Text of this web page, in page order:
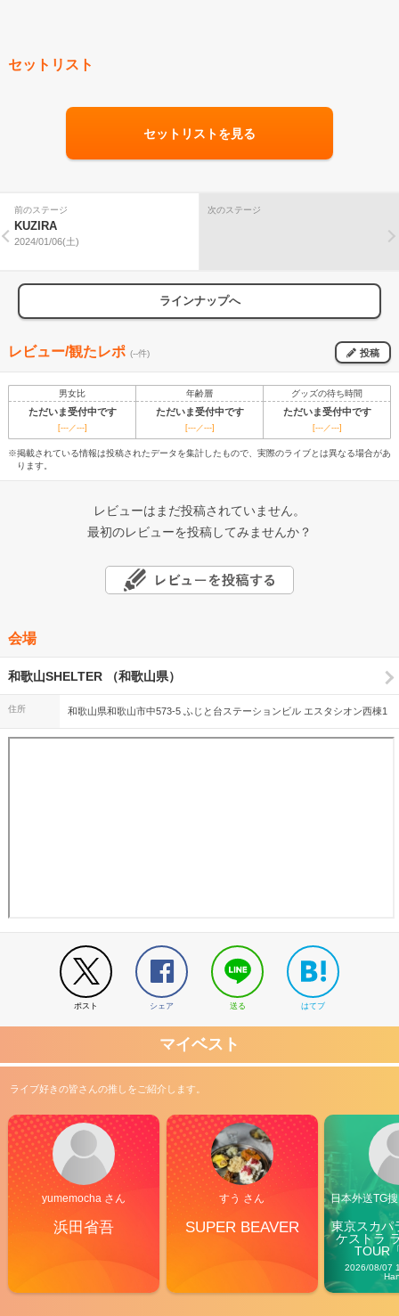
セットリスト
セットリストを見る
前のステージ
KUZIRA
2024/01/06(土)
次のステージ
ラインナップへ
レビュー/観たレポ (--件) 投稿
男女比 年齢層 グッズの待ち時間
ただいま受付中です ただいま受付中です ただいま受付中です
[---／---] [---／---] [---／---]
※掲載されている情報は投稿されたデータを集計したもので、実際のライブとは異なる場合があ
ります。
レビューはまだ投稿されていません。
最初のレビューを投稿してみませんか？
会場
和歌山SHELTER （和歌山県）
住所 和歌山県和歌山市中573-5 ふじと台ステーションビル エスタシオン西棟1
ポスト シェア 送る はてブ
マイベスト
ライブ好きの皆さんの推しをご紹介します。
yumemocha さん
浜田省吾
すう さん
SUPER BEAVER
日本外送TG
東京スカパ
ケストラ
TOUR
2026/08/07